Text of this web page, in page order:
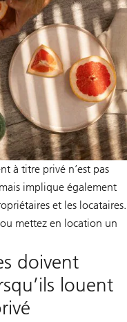
à titre privé n’est pas
implique également
et les locataires.
mettez en location un
doivent
louent